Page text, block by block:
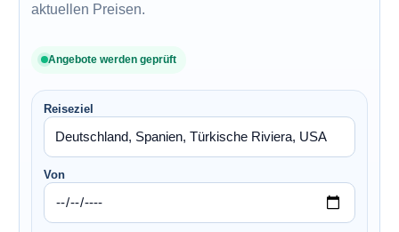
aktuellen Preisen.
Angebote werden geprüft
Reiseziel
Von